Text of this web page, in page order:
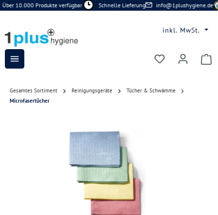
Zum Hauptinhalt springen
Über 10.000 Produkte verfügbar Schnelle Lieferung info@1plushygiene.de
inkl. MwSt.
Du hast 0
Gesamtes Sortiment Reinigungsgeräte
Tücher & Schwämme
Microfasertücher